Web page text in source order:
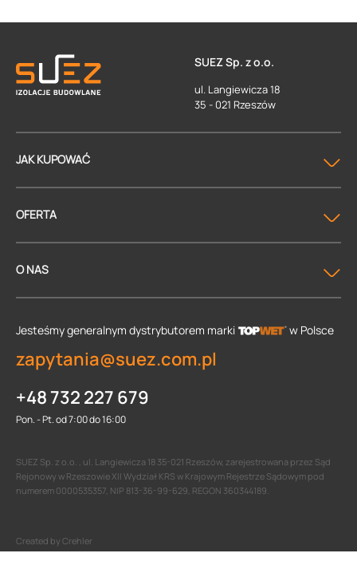
SUEZ Sp. z o.o.
ul. Langiewicza 18
35 - 021 Rzeszów
JAK KUPOWAĆ
OFERTA
O NAS
Jesteśmy generalnym dystrybutorem marki w Polsce
zapytania@suez.com.pl
+48 732 227 679
Pon. - Pt. od 7:00 do 16:00
SUEZ Sp. z o.o. , ul. Langiewicza 18 35-021 Rzeszów, zarejestrowana przez Sąd
Rejonowy w Rzeszowie XII Wydział KRS w Krajowym Rejestrze Sądowym pod
numerem 0000535357, NIP 813-36-99-629, REGON 360344189.
Created by Crehler